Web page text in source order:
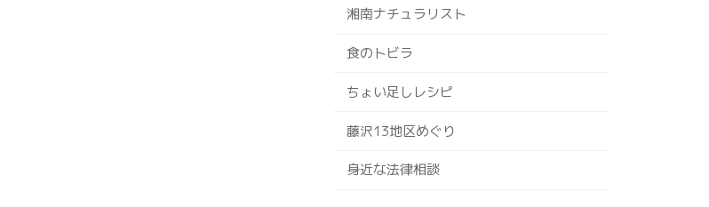
湘南ナチュラリスト
食のトビラ
ちょい足しレシピ
藤沢13地区めぐり
身近な法律相談